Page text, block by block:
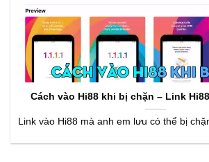
Cách vào Hi88 khi bị chặn – Link
Link vào Hi88 mà anh em lưu có thể bị